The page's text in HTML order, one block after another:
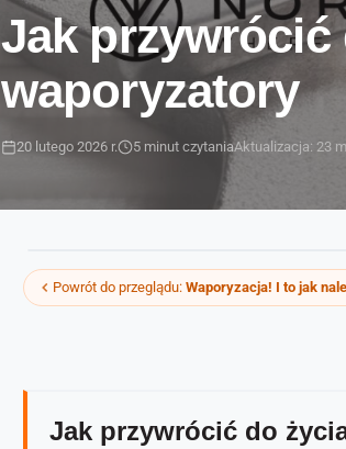
Jak przywrócić
waporyzatory
20 lutego 2026 r. 5 minut czytaniaAktualizacja: 23
Powrót do przeglądu: Waporyzacja! I to jak
Jak przywrócić do